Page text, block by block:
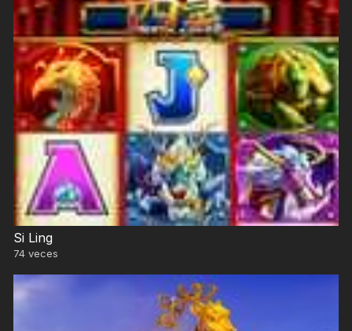
Si Ling
74veces